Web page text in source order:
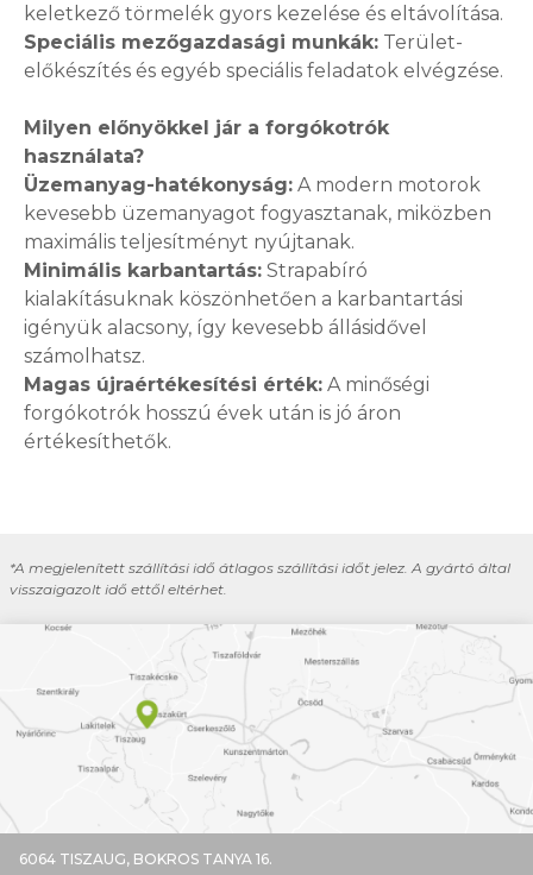
keletkező törmelék gyors kezelése és eltávolítása.
Speciális mezőgazdasági munkák: Terület-
előkészítés és egyéb speciális feladatok elvégzése.
Milyen előnyökkel jár a forgókotrók
használata?
Üzemanyag-hatékonyság: A modern motorok
kevesebb üzemanyagot fogyasztanak, miközben
maximális teljesítményt nyújtanak.
Minimális karbantartás: Strapabíró
kialakításuknak köszönhetően a karbantartási
igényük alacsony, így kevesebb állásidővel
számolhatsz.
Magas újraértékesítési érték: A minőségi
forgókotrók hosszú évek után is jó áron
értékesíthetők.
*A megjelenített szállítási idő átlagos szállítási időt jelez. A gyártó által
visszaigazolt idő ettől eltérhet.
6064 TISZAUG, BOKROS TANYA 16.